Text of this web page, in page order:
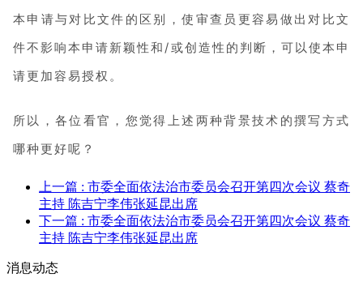
本申请与对比文件的区别，使审查员更容易做出对比文
件不影响本申请新颖性和/或创造性的判断，可以使本申
请更加容易授权。
所以，各位看官，您觉得上述两种背景技术的撰写方式
哪种更好呢？
上一篇 : 市委全面依法治市委员会召开第四次会议 蔡奇
主持 陈吉宁李伟张延昆出席
下一篇 : 市委全面依法治市委员会召开第四次会议 蔡奇
主持 陈吉宁李伟张延昆出席
消息动态